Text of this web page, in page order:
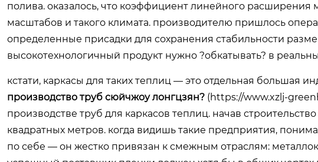
полива. оказалось, что коэффициент линейного расширения
масштабов и такого климата. производителю пришлось
определенные присадки для сохранения стабильности
высокотехнологичный продукт нужно ?обкатывать? в
кстати, каркасы для таких теплиц — это отдельная большая
производство труб сюйчжоу лонгцзян? (https://www.xzlj-
производстве труб для каркасов теплиц. начав
квадратных метров. когда видишь такие предприятия,
по себе — он жестко привязан к смежным отраслям: